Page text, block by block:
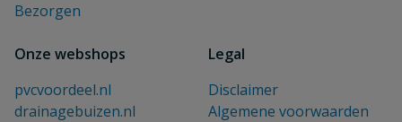
Bezorgen
Onze webshops
pvcvoordeel.nl
drainagebuizen.nl
Legal
Disclaimer
Algemene voorwaarden